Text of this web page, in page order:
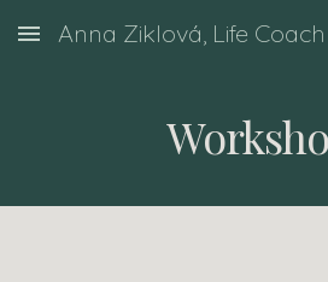
Skip to main content
Anna Ziklová, Life Coach